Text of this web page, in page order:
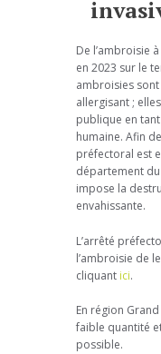
De l’ambroisie
en 2023 sur le
ambroisies
allergisant ;
publique en
humaine. Afin
préfectoral est
département
impose la
envahissante.
L’arrêté
l’ambroisie de
cliquant ici.
En région
faible quantité
possible.